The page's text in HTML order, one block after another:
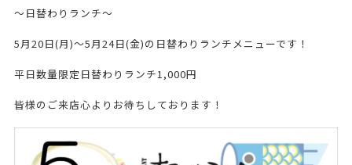
～日替わりランチ～
5月20日(月)～5月24日(金)の日替わりランチメニューです！
平日数量限定日替わりランチ1,000円
皆様のご来店心よりお待ちしております！